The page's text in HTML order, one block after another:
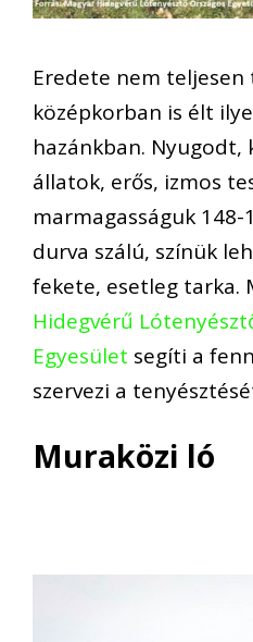
Eredete nem
középkorban is élt
hazánkban.
állatok, erős, izmos
marmagasságuk 148-
durva szálú, színük
fekete, esetleg tarka.
Hidegvérű
Egyesület segíti a
szervezi a
Muraközi ló